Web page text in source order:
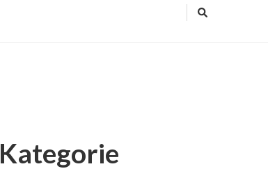
Kategorie